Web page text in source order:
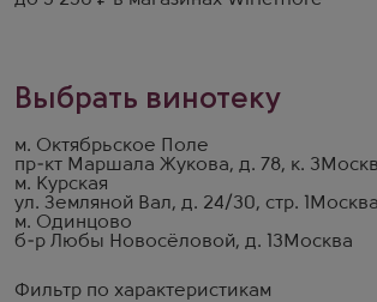
Фильтр по характеристикам
Выбрать винотеку
м. Октябрьское Поле
пр-кт Маршала Жукова, д. 78, к. 3
м. Курская
ул. Земляной Вал, д. 24/30, стр. 1
Москва
м. Одинцово
б-р Любы Новосёловой, д. 13 Москва